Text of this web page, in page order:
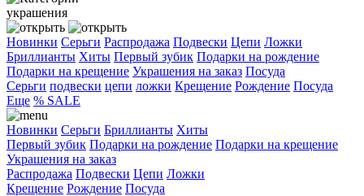
украшения
Новинки Серьги Распродажа Подвески Цепи Ложки
Бриллианты Хиты Первый зубик Подарки на рождение
Подарки на крещение Украшения на заказ Посуда
Cерьги подвески цепи ложки Крещение Рождение Посуда
Еще % SALE
Новинки Серьги Бриллианты Хиты
Первый зубик Подарки на рождение Подарки на крещение
Украшения на заказ
Распродажа Подвески Цепи Ложки
Крещение Рождение Посуда